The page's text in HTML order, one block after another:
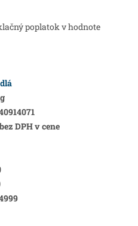
poplatok v hodnote
DPH v cene